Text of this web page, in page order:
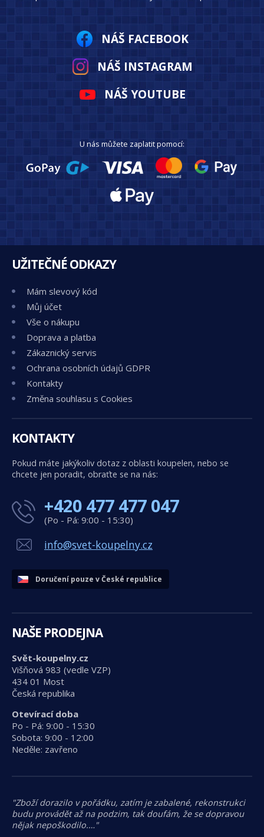
NÁŠ FACEBOOK
NÁŠ INSTAGRAM
NÁŠ YOUTUBE
U nás můžete zaplatit pomocí:
UŽITEČNÉ ODKAZY
Mám slevový kód
Můj účet
Vše o nákupu
Doprava a platba
Zákaznický servis
Ochrana osobních údajů GDPR
Kontakty
Změna souhlasu s Cookies
KONTAKTY
Pokud máte jakýkoliv dotaz z oblasti koupelen, nebo se
chcete jen poradit, obraťte se na nás:
+420 477 477 047
(Po - Pá: 9:00 - 15:30)
info@svet-koupelny.cz
Doručení pouze v České republice
NAŠE PRODEJNA
Svět-koupelny.cz
Višňová 983 (vedle VZP)
434 01 Most
Česká republika
Otevírací doba
Po - Pá: 9:00 - 15:30
Sobota: 9:00 - 12:00
Neděle: zavřeno
"Zboží dorazilo v pořádku, zatím je zabalené, rekonstrukci
budu provádět až na podzim, tak doufám, že se dopravou
nějak nepoškodilo.…"